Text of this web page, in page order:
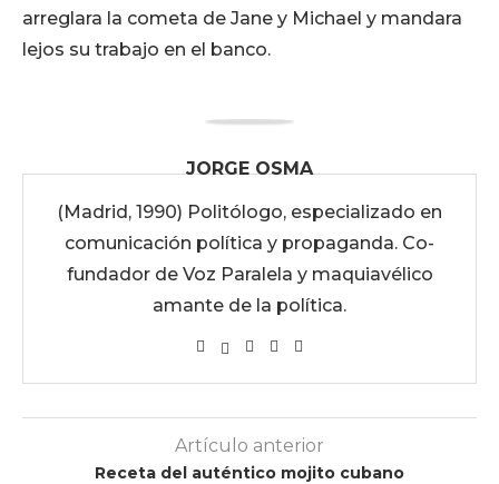
arreglara la cometa de Jane y Michael y mandara
lejos su trabajo en el banco.
JORGE OSMA
(Madrid, 1990) Politólogo, especializado en
comunicación política y propaganda. Co-
fundador de Voz Paralela y maquiavélico
amante de la política.
Artículo anterior
Receta del auténtico mojito cubano